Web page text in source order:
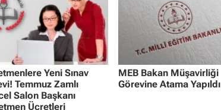
Yeni Sınav
Temmuz Zamlı
Salon Başkanı
Ücretleri
MEB Bakan Müşavirliği
Görevine Atama Yapıldı